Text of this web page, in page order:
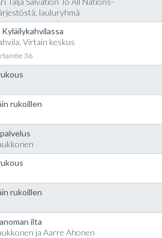
lauluryhmä
Virtain keskus
36
rukoillen
rukoillen
ilta
ja Aarre Ahonen